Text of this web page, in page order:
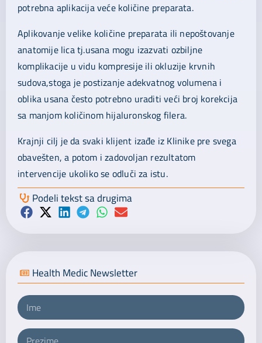
potrebna aplikacija veće količine preparata.
Aplikovanje velike količine preparata ili nepoštovanje
anatomije lica tj.usana mogu izazvati ozbiljne
komplikacije u vidu kompresije ili okluzije krvnih
sudova,stoga je postizanje adekvatnog volumena i
oblika usana često potrebno uraditi veći broj korekcija
sa manjom količinom hijaluronskog filera.
Krajnji cilj je da svaki klijent izađe iz Klinike pre svega
obavešten, a potom i zadovoljan rezultatom
intervencije ukoliko se odluči za istu.
Podeli tekst sa drugima
Health Medic Newsletter